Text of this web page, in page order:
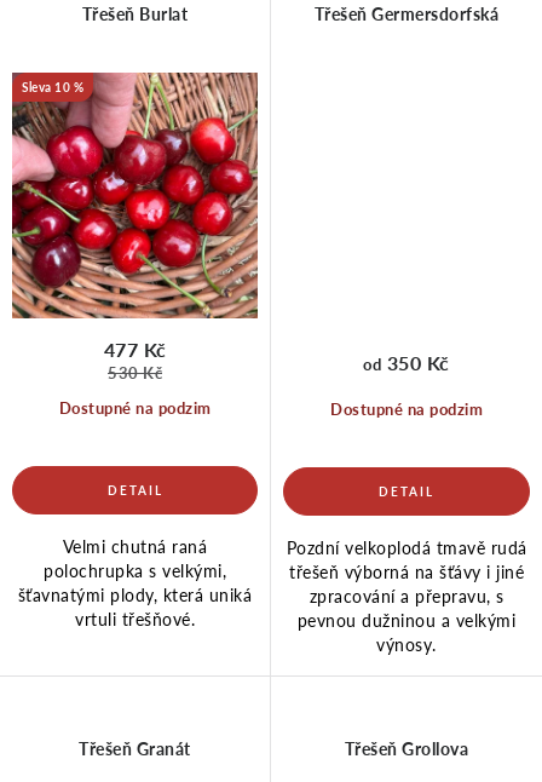
Třešeň Burlat
10 %
Dostupné na podzim
477 Kč
530 Kč
Velmi chutná raná
polochrupka s velkými,
šťavnatými plody, která uniká
vrtuli třešňové.
Třešeň Germersdorfská
Dostupné na podzim
od 350 Kč
Pozdní velkoplodá tmavě rudá
třešeň výborná na šťávy i jiné
zpracování a přepravu, s
pevnou dužninou a velkými
výnosy.
Třešeň Granát Třešeň Grollova